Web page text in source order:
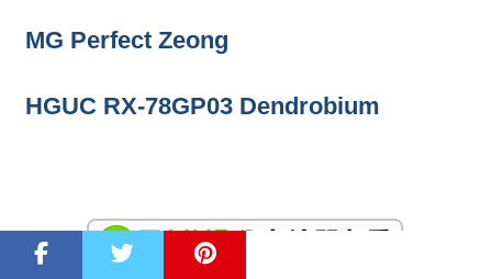
MG Perfect Zeong
HGUC RX-78GP03 Dendrobium